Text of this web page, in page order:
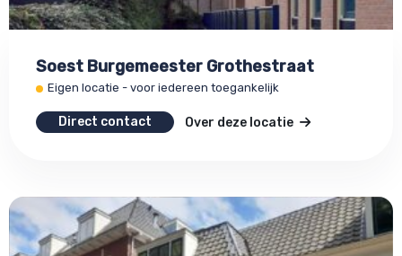
Soest Burgemeester Grothestraat
Eigen locatie - voor iedereen toegankelijk
Direct contact Over deze locatie